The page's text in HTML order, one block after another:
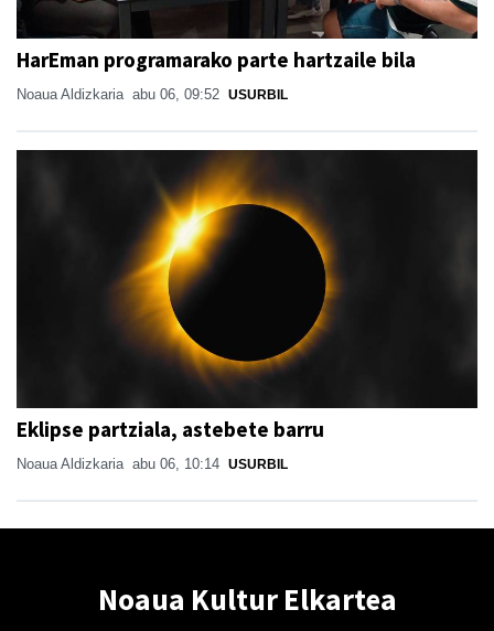
HarEman programarako parte hartzaile bila
Noaua Aldizkaria abu 06, 09:52 USURBIL
Eklipse partziala, astebete barru
Noaua Aldizkaria abu 06, 10:14 USURBIL
Noaua Kultur Elkartea